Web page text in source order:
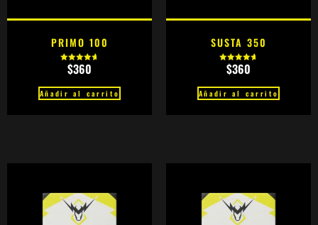
PRIMO 100
Valorado
con
de 5
$360
Añadir al carrito
SUSTA 350
Valorado
con
de 5
$360
Añadir al carrito